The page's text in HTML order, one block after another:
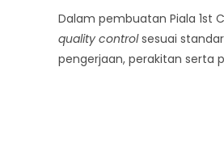
Dalam pembuatan Piala 1st
quality controlsesuai
pengerjaan, perakitan serta